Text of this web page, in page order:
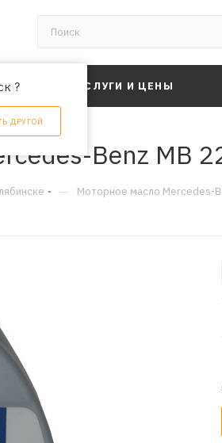
?
ДРУГОЙ
УСЛУГИ И ЦЕНЫ
Benz MB
— Моторное масло Mercedes-